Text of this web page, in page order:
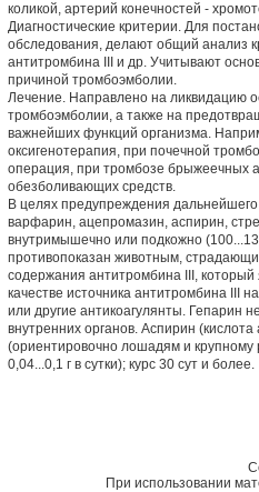
коликой, артерий конечностей -
Диагностические критерии. Для
обследования, делают общий анализ
антитромбина III и др. Учитывают
причиной тромбоэмболии.
Лечение. Направлено на ликвидацию
тромбоэмболии, а также на
важнейших функций организма.
оксигенотерапия, при почечной
операция, при тромбозе брыжеечных
обезболивающих средств.
В целях предупреждения
варфарин, ацепромазин, аспирин,
внутримышечно или подкожно
противопоказан животным,
содержания антитромбина III, который
качестве источника антитромбина III
или другие антикоагулянты. Гепарин
внутренних органов. Аспирин
(ориентировочно лошадям и крупному
0,04...0,1 г в сутки); курс 30 сут и более.
При использовании